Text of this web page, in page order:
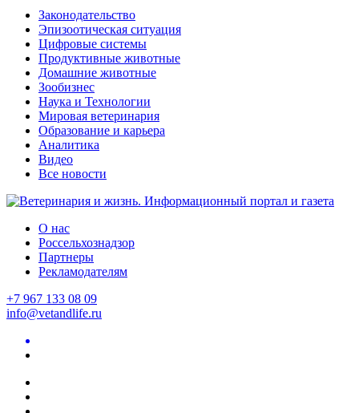
Законодательство
Эпизоотическая ситуация
Цифровые системы
Продуктивные животные
Домашние животные
Зообизнес
Наука и Технологии
Мировая ветеринария
Образование и карьера
Аналитика
Видео
Все новости
О нас
Россельхознадзор
Партнеры
Рекламодателям
+7 967 133 08 09
info@vetandlife.ru